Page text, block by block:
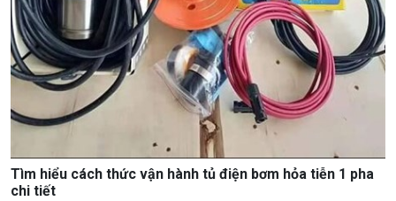
Tìm hiểu cách thức vận hành tủ điện bơm hỏa tiễn 1 pha
chi tiết